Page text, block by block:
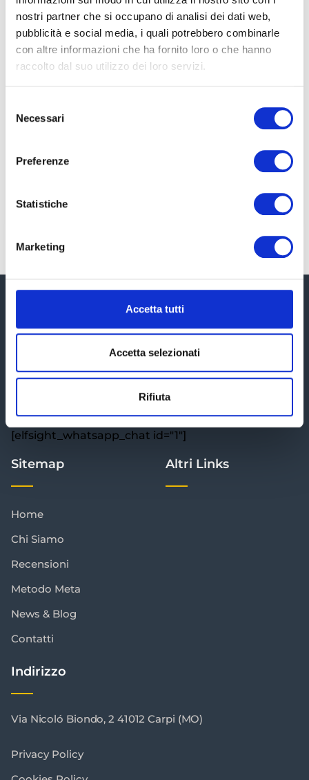
nostri partner che si occupano di analisi dei dati web,
pubblicità e social media, i quali potrebbero combinarle
con altre informazioni che ha fornito loro o che hanno
raccolto dal suo utilizzo dei loro servizi.
delNecessari
Preferenze
Statistiche
Marketing
Accetta tutti
Accetta selezionati
Rifiuta
Agevolazioni assunzioni 2024: la
L’anno 2024 porta con sé una serie di
agevolazioni per le assunzioni che mirano a
categorie di lavoratori. Le misure sono state
LEGGI TUTTO »
Ti aiutiamo a districarti all'interno del labirinto fiscale al
fine di ridurre le tasse e proteggere il patrimonio.
[elfsight_whatsapp_chat id="1"]
Sitemap
Home
Chi Siamo
Recensioni
Metodo Meta
News & Blog
Contatti
Altri Links
Indirizzo
Via Nicoló Biondo, 2 41012 Carpi (MO)
Privacy Policy